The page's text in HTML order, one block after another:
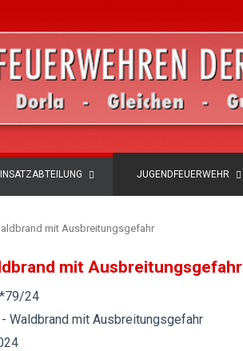
JUGENDFEUERWEHR
mit Ausbreitungsgefahr
mit Ausbreitungsgefahr
24
Waldbrand mit Ausbreitungsgefahr